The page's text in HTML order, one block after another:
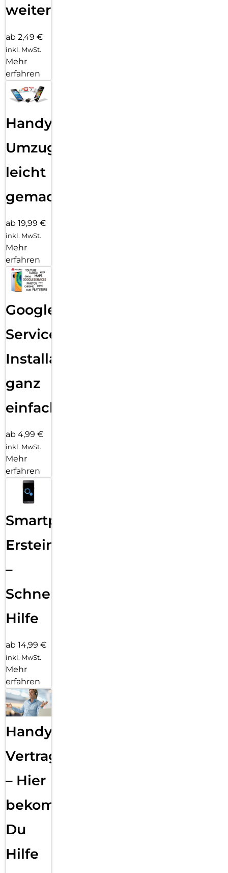
weiter
ab 2,49 €
inkl. MwSt.
Mehr
erfahren
Handy
Umzug
leicht
gemacht!
ab 19,99 €
inkl. MwSt.
Mehr
erfahren
Google
Services
Installation
ganz
einfach
ab 4,99 €
inkl. MwSt.
Mehr
erfahren
Smartphone
Ersteinrichtung
–
Schnelle
Hilfe
ab 14,99 €
inkl. MwSt.
Mehr
erfahren
Handy
Vertragsabwicklung
– Hier
bekommst
Du
Hilfe